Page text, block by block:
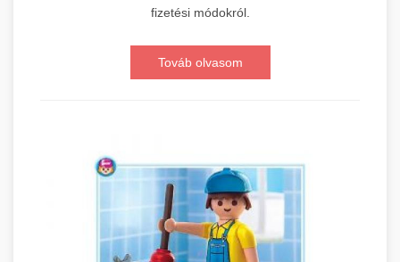
fizetési módokról.
Továb olvasom